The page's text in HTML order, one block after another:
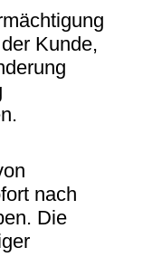
Kunde,
nach
Die